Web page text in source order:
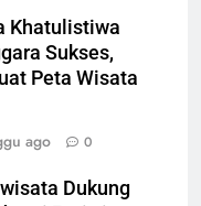
Khatulistiwa
Sukses,
Peta Wisata
ago 0
Dukung